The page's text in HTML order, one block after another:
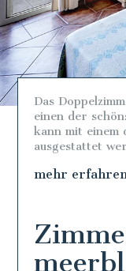
Das
einen der
kann mit
ausgestattet
mehr